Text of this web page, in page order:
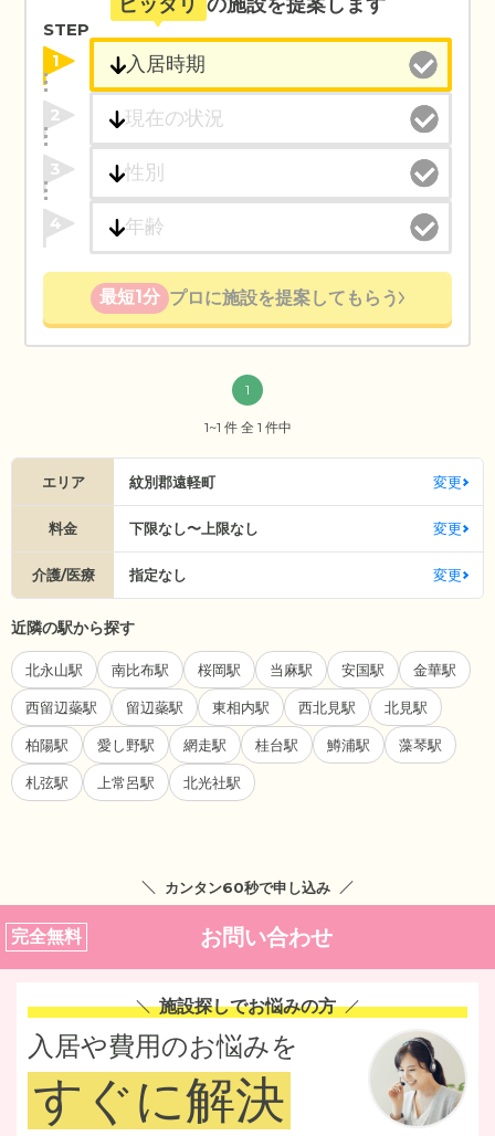
STEP
1
2
3
4
最短1分 プロに施設を提案してもらう
1
1~1 件 全 1 件中
エリア 紋別郡遠軽町 変更
料金 下限なし〜上限なし 変更
介護/医療 指定なし 変更
近隣の駅から探す
北永山駅 南比布駅 桜岡駅 当麻駅 安国駅 金華駅
西留辺蘂駅 留辺蘂駅 東相内駅 西北見駅 北見駅
柏陽駅 愛し野駅 網走駅 桂台駅 鱒浦駅 藻琴駅
札弦駅 上常呂駅 北光社駅
カンタン60秒で申し込み
完全無料 お問い合わせ
施設探しでお悩みの方
入居や費用のお悩みを
すぐに解決